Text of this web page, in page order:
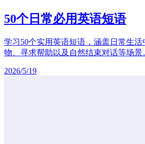
50个日常必用英语短语
学习50个实用英语短语，涵盖日常生
物、寻求帮助以及自然结束对话等场景
2026/5/19